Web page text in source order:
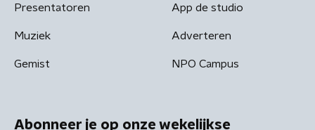
Presentatoren
Muziek
Gemist
App de studio
Adverteren
NPO Campus
Abonneer je op onze wekelijkse